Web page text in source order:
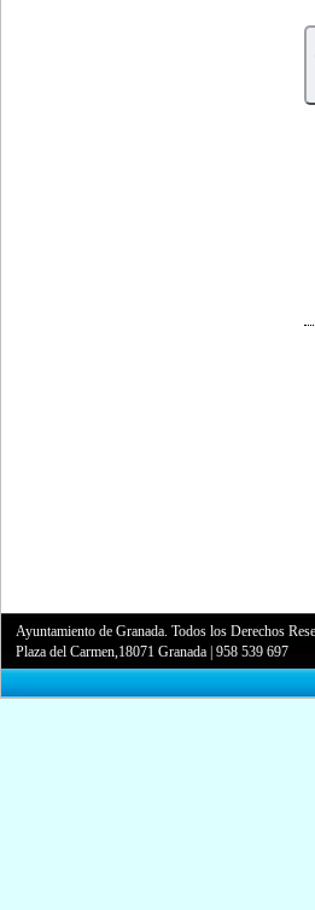
Ayuntamiento de Granada. Todos los Derechos
Plaza del Carmen,18071 Granada |958 539 697